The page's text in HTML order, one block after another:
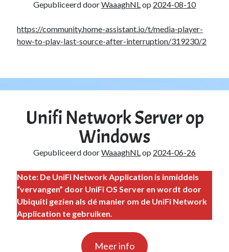
Windows Server 2022(1)
Proxmox(3)
Selfhosted(2)
VR (1)
ToDo / Clean Up(51)
Verjaardag
(37)
Fan van:
Backblaze
Gepubliceerd doorWaaaghNLop 2024-08-10
https://community.home-assistant.io/t/media-player-
how-to-play-last-source-after-interruption/319230/2
Unifi Network Server op
Windows
Gepubliceerd doorWaaaghNLop 2024-06-26
Note: De UniFi Network Application is inmiddels
“vervangen” door UniFi OS Server en wordt door
Ubiquiti gezien als dé manier om de UniFi Network
Application te gebruiken.
Meer info